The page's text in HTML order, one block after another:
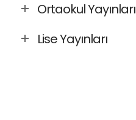
Ortaokul Yayınları
Lise Yayınları